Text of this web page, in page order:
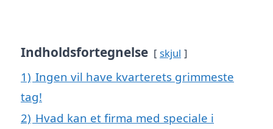
Indholdsfortegnelse skjul
1) Ingen vil have kvarterets grimmeste
tag!
2) Hvad kan et firma med speciale i